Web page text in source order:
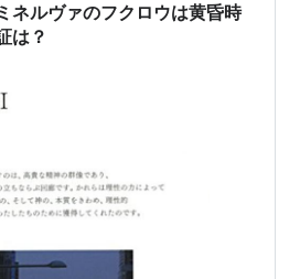
ネルヴァのフクロウは黄昏時
は？